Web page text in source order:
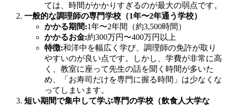
ては、時間がかかりすぎるのが最大の弱点です。
一般的な調理師の専門学校（1年〜2年通う学校）
かかる期間:1年〜2年間（約3,500時間）
かかるお金:約300万円〜400万円以上
特徴:和洋中を幅広く学び、調理師の免許が取り
やすいのが良い点です。しかし、学費が非常に高
く、教室に座って先生の話を聞く時間が多いた
め、「お寿司だけを専門に握る時間」は少なくな
ってしまいます。
短い期間で集中して学ぶ専門の学校（飲食人大学な